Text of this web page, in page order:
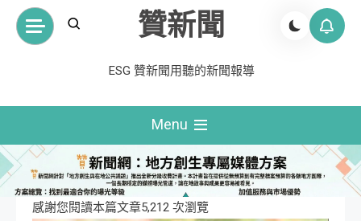
贊新聞
ESG 贊新聞用聽的新聞報導
Menu
感謝您閱讀本篇文章5,212 次瀏覽